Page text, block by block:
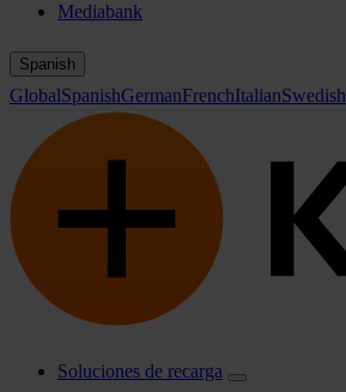
Mediabank
Spanish
GlobalSpanishGermanFrenchItalianSwedish
Soluciones de recarga